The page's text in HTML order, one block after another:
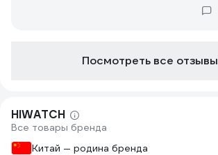
Посмотреть все отзывы
HIWATCH
Все товары бренда
Китай — родина бренда